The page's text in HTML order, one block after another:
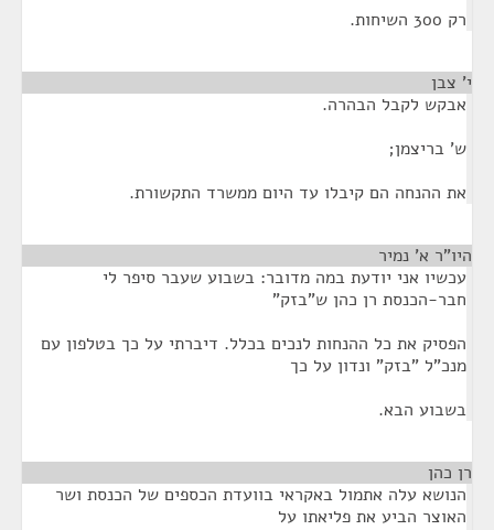
רק 300 השיחות.
י' צבן
אבקש לקבל הבהרה.
ש' בריצמן;
את ההנחה הם קיבלו עד היום ממשרד התקשורת.
היו"ר א' נמיר
עכשיו אני יודעת במה מדובר: בשבוע שעבר סיפר לי
חבר-הכנסת רן כהן ש"בזק"
הפסיק את כל ההנחות לנכים בכלל. דיברתי על כך בטלפון עם
מנכ"ל "בזק" ונדון על כך
בשבוע הבא.
רן כהן
הנושא עלה אתמול באקראי בוועדת הכספים של הכנסת ושר
האוצר הביע את פליאתו על